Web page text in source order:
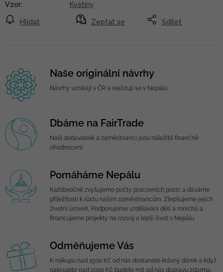
Zeptat se
Hlídat Sdílet
Vzor: Květiny
Naše originální návrhy
Návrhy vznikají v ČR a realizují se v Nepálu
Dbáme na FairTrade
Naši dodavatelé a zaměstnanci jsou náležitě finančně
ohodnoceni
Pomáháme Nepálu
Každoročně zvyšujeme počty pracovních pozic a dáváme
příležitosti k růstu našim zaměstnancům. Zlepšujeme jejich
životní úroveň, Podporujeme vzdělávání dětí a mnichů a
financujeme projekty na rozvoj a lepší život v Nepálu.
Odměňujeme Vás
K nákupu nad 1500 Kč od nás dostanete krásný dárek a když
nakoupíte nad 2000 Kč budete mít od nás dopravu zdarma.